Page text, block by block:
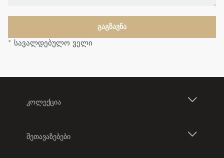
* სავალდებულო ველი
ᲙᲝᲚᲔᲥᲪᲘᲐ
ᲨᲔᲗᲐᲕᲐᲖᲔᲑᲔᲑᲘ